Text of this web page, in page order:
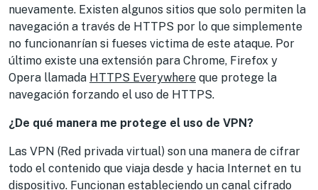
nuevamente. Existen algunos sitios que solo permiten la
navegación a través de HTTPS por lo que simplemente
no funcionanrían si fueses victima de este ataque. Por
último existe una extensión para Chrome, Firefox y
Opera llamada HTTPS Everywhere que protege la
navegación forzando el uso de HTTPS.
¿De qué manera me protege el uso de VPN?
Las VPN (Red privada virtual) son una manera de cifrar
todo el contenido que viaja desde y hacia Internet en tu
dispositivo. Funcionan estableciendo un canal cifrado